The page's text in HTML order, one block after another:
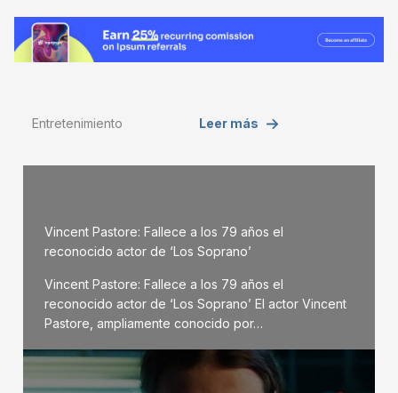
Entretenimiento Leer más
Vincent Pastore: Fallece a los 79 años el
reconocido actor de ‘Los Soprano’
Vincent Pastore: Fallece a los 79 años el
reconocido actor de ‘Los Soprano’ El actor Vincent
Pastore, ampliamente conocido por…